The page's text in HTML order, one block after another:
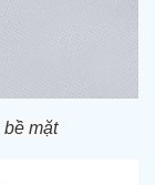
bề mặt